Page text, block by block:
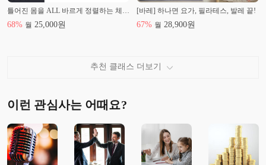
68% 월 25,000원
[바레] 하나면 요가, 필라테스, 발레 끝!
67% 월 28,900원
추천 클래스 더보기
이런 관심사는 어때요?